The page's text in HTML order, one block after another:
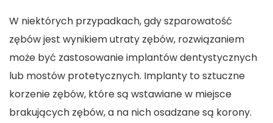
W niektórych przypadkach, gdy szparowatość
zębów jest wynikiem utraty zębów, rozwiązaniem
może być zastosowanie implantów dentystycznych
lub mostów protetycznych. Implanty to sztuczne
korzenie zębów, które są wstawiane w miejsce
brakujących zębów, a na nich osadzane są korony.